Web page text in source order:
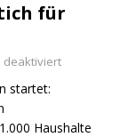
für
deaktiviert
startet:
Haushalte